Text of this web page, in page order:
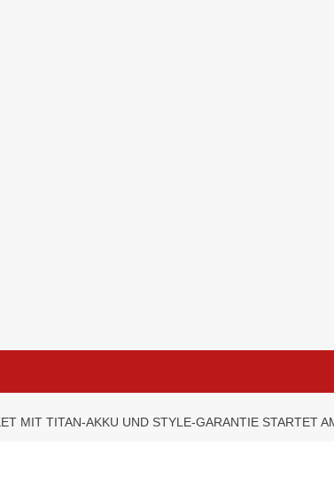
MIT TITAN-AKKU UND STYLE-GARANTIE STARTET